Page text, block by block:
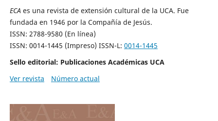
ECAes una revista de extensión cultural de la UCA. Fue
fundada en 1946 por la Compañía de Jesús.
ISSN: 2788-9580 (En línea)
ISSN: 0014-1445 (Impreso) ISSN-L: 0014-1445
Sello editorial: Publicaciones Académicas UCA
Ver revista
Número actual